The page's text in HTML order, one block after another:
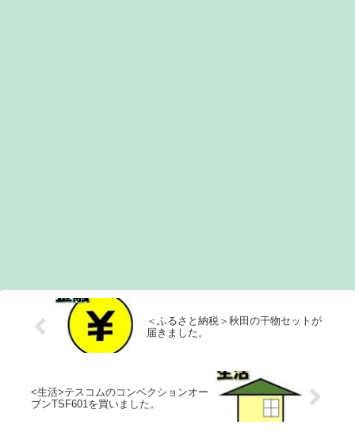
＜ふるさと納税＞秋田の干物セットが
届きました。
<生活>テスコムのコンベクションオー
ブンTSF601を買いました。